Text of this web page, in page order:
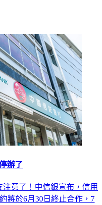
辦了
意了！中信銀宣布，信用
將於6月30日終止合作，7